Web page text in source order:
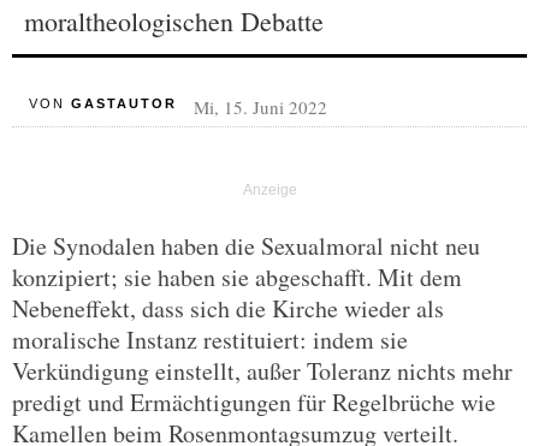
moraltheologischen Debatte
VON GASTAUTOR Mi, 15. Juni 2022
Die Synodalen haben die Sexualmoral nicht neu
konzipiert; sie haben sie abgeschafft. Mit dem
Nebeneffekt, dass sich die Kirche wieder als
moralische Instanz restituiert: indem sie
Verkündigung einstellt, außer Toleranz nichts mehr
predigt und Ermächtigungen für Regelbrüche wie
Kamellen beim Rosenmontagsumzug verteilt.